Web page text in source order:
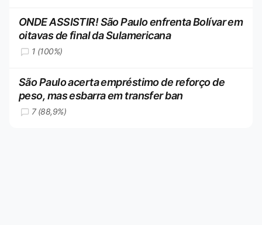
ONDE ASSISTIR! São Paulo enfrenta Bolívar em
oitavas de final da Sulamericana
1 (100%)
São Paulo acerta empréstimo de reforço de
peso, mas esbarra em transfer ban
7 (88,9%)